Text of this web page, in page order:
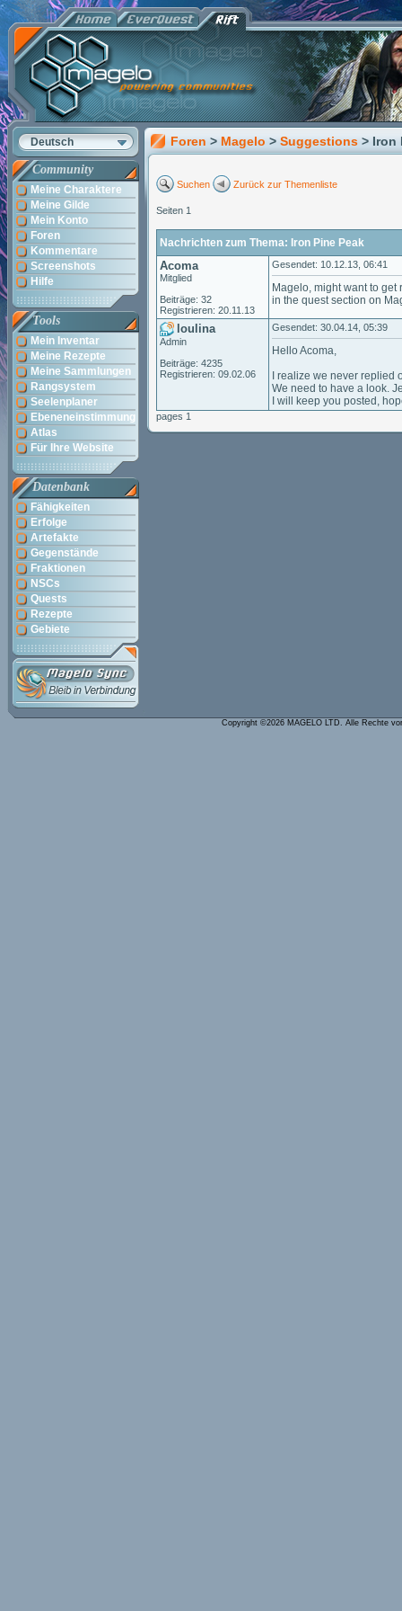
Deutsch
Community
Meine Charaktere
Meine Gilde
Mein Konto
Foren
Kommentare
Screenshots
Hilfe
Tools
Mein Inventar
Meine Rezepte
Meine Sammlungen
Rangsystem
Seelenplaner
Ebeneneinstimmung
Atlas
Für Ihre Website
Datenbank
Fähigkeiten
Erfolge
Artefakte
Gegenstände
Fraktionen
NSCs
Quests
Rezepte
Gebiete
Foren > Magelo > Suggestions > Iron
Suchen Zurück zur Themenliste
Seiten 1
Nachrichten zum Thema: Iron Pine Peak
Acoma
Mitglied
Beiträge: 32
Registrieren: 20.11.13
Gesendet: 10.12.13, 06:41
Magelo, might want to
in the quest section on
loulina
Admin
Beiträge: 4235
Registrieren: 09.02.06
Gesendet: 30.04.14, 05:39
Hello Acoma,
I realize we never replied
We need to have a look.
I will keep you posted,
pages 1
Copyright ©2026 MAGELO LTD. Alle Rechte